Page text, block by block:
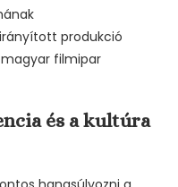
produkció
filmipar
és a kultúra